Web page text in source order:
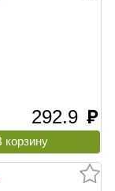
292.9 руб